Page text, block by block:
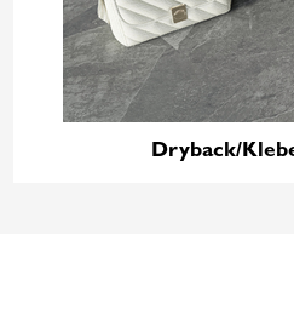
Dryback/